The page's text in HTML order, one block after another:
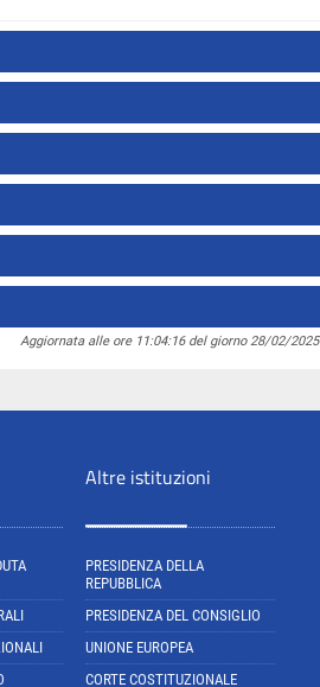
Aggiornata alle ore 11:04:16 del giorno 28/02/2025
Altre istituzioni
PRESIDENZA DELLA
REPUBBLICA
PRESIDENZA DEL CONSIGLIO
UNIONE EUROPEA
CORTE COSTITUZIONALE